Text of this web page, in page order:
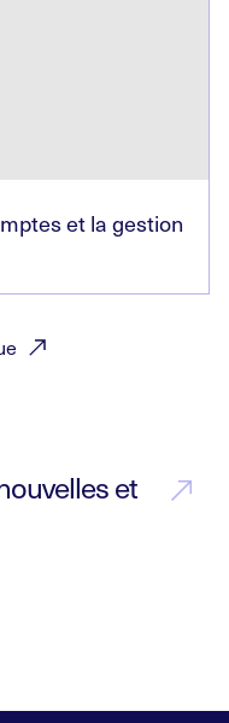
et la gestion
et